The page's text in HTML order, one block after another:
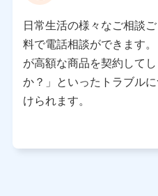
として、dポイントカード番
所、dポイント残高、dポイン
利用情報
当社又は株式会社NTTドコモ
ご契約・ご利用などに関する
会社NTTドコモが提供する各
用履歴インターネット利用時
ーション利用時の行動に関す
当社又は株式会社NTTドコモ
日常生活の様々なご相談
料で電話相談ができます
が高額な商品を契約して
か？」といったトラブル
けられます。